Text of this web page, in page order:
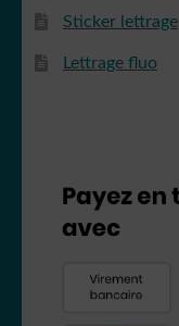
Sticker lettrage
Lettrage fluo